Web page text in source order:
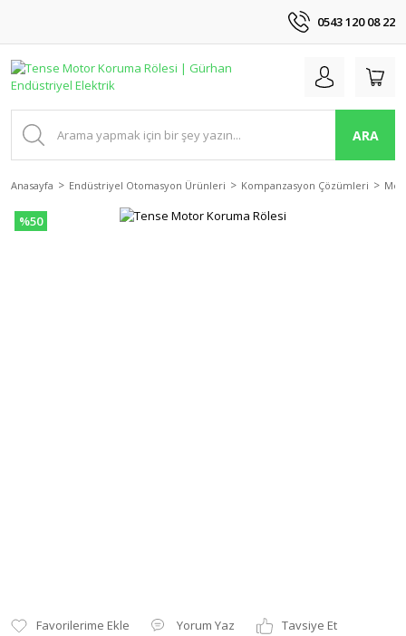
0543 120 08 22
ARA
Anasayfa Endüstriyel Otomasyon Ürünleri Kompanzasyon Çözümleri
%50
Yorum Yaz
Tavsiye Et